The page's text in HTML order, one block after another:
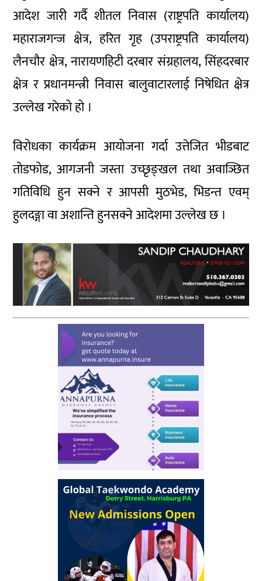
आदेश जारी गर्दै शीतल निवास (राष्ट्रपति कार्यालय)
महाराजगन्ज क्षेत्र, हरित गृह (उपराष्ट्रपति कार्यालय)
लैनचौर क्षेत्र, नारायणहिटी दरबार संग्रहालय, सिंहदरबार
क्षेत्र र प्रधानमन्त्री निवास बालुवाटारलाई निषेधित क्षेत्र
उल्लेख गरेको हो ।
विरोधका कार्यक्रम आयोजना गर्दा उत्तेजित भीडबाट
तोडफोड, आगजनी जस्ता उच्छृङ्खल तथा अवाञ्छित
गतिविधि हुन सक्ने र आपसी मुठभेड, भिडन्त एवम्
हुलदङ्गा वा अशान्ति हुनसक्ने आदेशमा उल्लेख छ ।